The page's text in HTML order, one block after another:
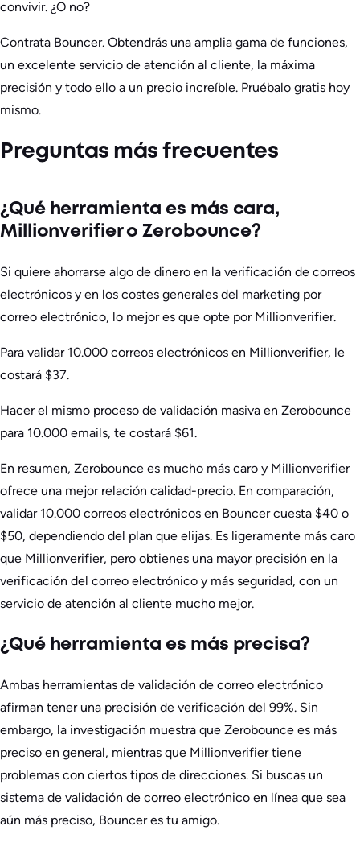
convivir. ¿O no?
Contrata Bouncer. Obtendrás una amplia gama de funciones,
un excelente servicio de atención al cliente, la máxima
precisión y todo ello a un precio increíble. Pruébalo gratis hoy
mismo.
Preguntas más frecuentes
¿Qué herramienta es más cara,
Millionverifier o Zerobounce?
Si quiere ahorrarse algo de dinero en la verificación de correos
electrónicos y en los costes generales del marketing por
correo electrónico, lo mejor es que opte por Millionverifier.
Para validar 10.000 correos electrónicos en Millionverifier, le
costará $37.
Hacer el mismo proceso de validación masiva en Zerobounce
para 10.000 emails, te costará $61.
En resumen, Zerobounce es mucho más caro y Millionverifier
ofrece una mejor relación calidad-precio. En comparación,
validar 10.000 correos electrónicos en Bouncer cuesta $40 o
$50, dependiendo del plan que elijas. Es ligeramente más caro
que Millionverifier, pero obtienes una mayor precisión en la
verificación del correo electrónico y más seguridad, con un
servicio de atención al cliente mucho mejor.
¿Qué herramienta es más precisa?
Ambas herramientas de validación de correo electrónico
afirman tener una precisión de verificación del 99%. Sin
embargo, la investigación muestra que Zerobounce es más
preciso en general, mientras que Millionverifier tiene
problemas con ciertos tipos de direcciones. Si buscas un
sistema de validación de correo electrónico en línea que sea
aún más preciso, Bouncer es tu amigo.